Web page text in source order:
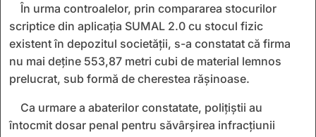
În urma controalelor, prin compararea stocurilor
scriptice din aplicația SUMAL 2.0 cu stocul fizic
existent în depozitul societății, s-a constatat că firma
nu mai deține 553,87 metri cubi de material lemnos
prelucrat, sub formă de cherestea rășinoase.
Ca urmare a abaterilor constatate, polițiștii au
întocmit dosar penal pentru săvârșirea infracțiunii